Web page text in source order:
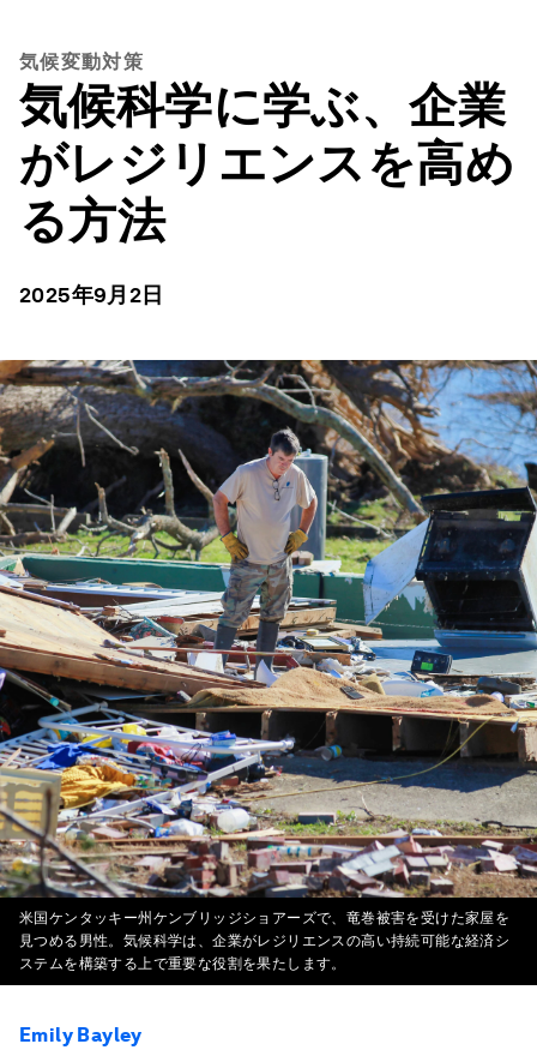
気候変動対策
気候科学に学ぶ、企業
がレジリエンスを高め
る方法
2025年9月2日
米国ケンタッキー州ケンブリッジショアーズで、竜巻被害を受けた家屋を
見つめる男性。気候科学は、企業がレジリエンスの高い持続可能な経済シ
ステムを構築する上で重要な役割を果たします。
Emily Bayley